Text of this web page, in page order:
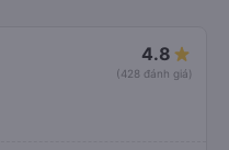
4.8
(428 đánh giá)